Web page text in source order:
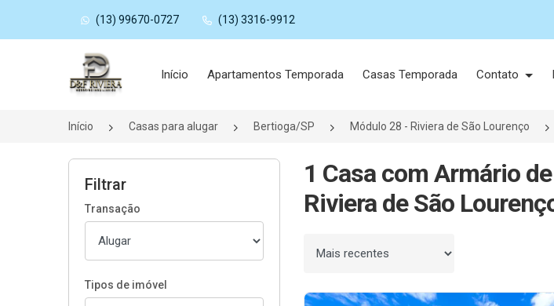
(13) 99670-0727 (13) 3316-9912
Página inicial
Início Apartamentos Temporada Casas Temporada Contato
Início Casas para alugar Bertioga/SP Módulo 28 - Riviera de São Lourenço
Filtrar
Transação
Tipos de imóvel
1 Casa com Armário
Riviera de São
Ordenar por